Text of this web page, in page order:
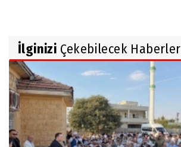
İlginizi Çekebilecek Haberler